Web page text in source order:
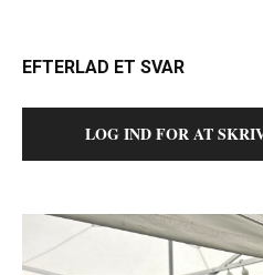
EFTERLAD ET SVAR
LOG IND FOR AT